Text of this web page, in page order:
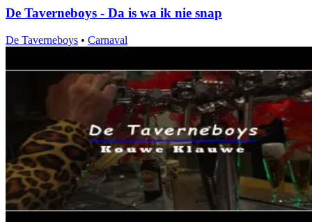
De Taverneboys - Da is wa ik nie snap
De Taverneboys • Carnaval